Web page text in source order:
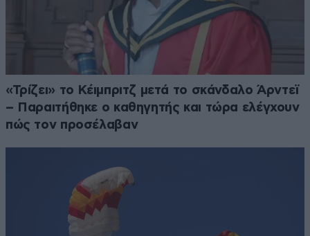
«Τρίζει» το Κέιμπριτζ μετά το σκάνδαλο Άρντεϊ
– Παραιτήθηκε ο καθηγητής και τώρα ελέγχουν
πώς τον προσέλαβαν